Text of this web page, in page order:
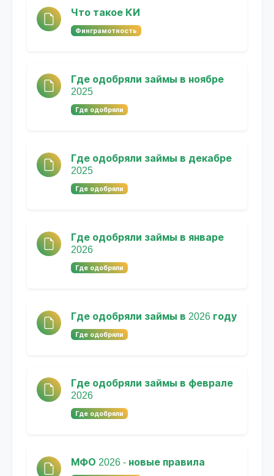
Что такое КИ
Финграмотность
Где одобряли займы в ноябре
2025
Где одобряли
Где одобряли займы в декабре
2025
Где одобряли
Где одобряли займы в январе
2026
Где одобряли
Где одобряли займы в 2026 году
Где одобряли
Где одобряли займы в феврале
2026
Где одобряли
МФО 2026 - новые правила